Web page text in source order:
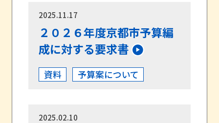
2025.11.17
２０２６年度京都市予算編
成に対する要求書
資料 予算案について
2025.02.10